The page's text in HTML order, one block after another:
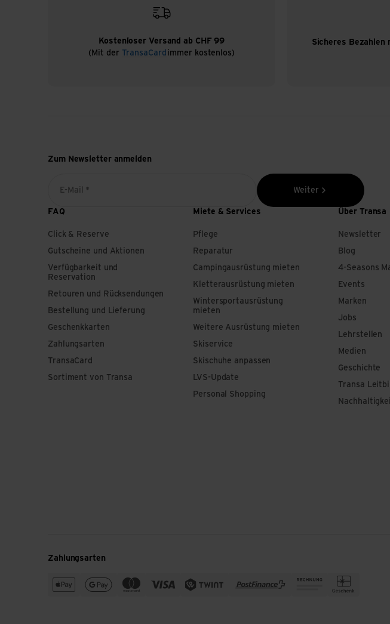
Kostenloser Versand ab CHF 99
(Mit der TransaCard immer kostenlos)
Sicheres Bezahlen
Zum Newsletter anmelden
E-Mail * Weiter
FAQ
Click & Reserve
Gutscheine und Aktionen
Verfügbarkeit und
Reservation
Retouren und Rücksendungen
Bestellung und Lieferung
Geschenkkarten
Zahlungsarten
TransaCard
Sortiment von Transa
Miete & Services
Pflege
Reparatur
Campingausrüstung mieten
Kletterausrüstung mieten
Wintersportausrüstung
mieten
Weitere Ausrüstung mieten
Skiservice
Skischuhe anpassen
LVS-Update
Personal Shopping
Über Transa
Newsletter
Blog
4-Seasons
Events
Marken
Jobs
Lehrstellen
Medien
Geschichte
Transa
Zahlungsarten